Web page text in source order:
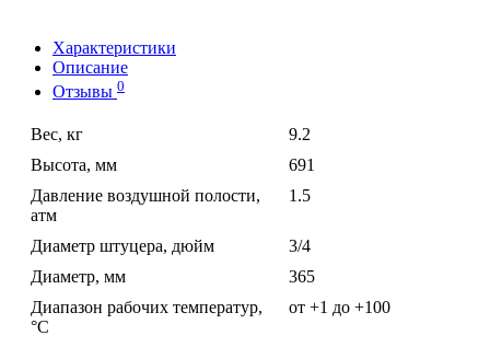
Характеристики
Описание
Отзывы 0
Вес, кг
9.2
Высота, мм
691
Давление воздушной полости,
атм
1.5
Диаметр штуцера, дюйм
3/4
Диаметр, мм
365
Диапазон рабочих температур,
°С
от +1 до +100